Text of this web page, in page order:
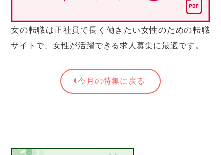
女の転職は正社員で長く働きたい女性のための転職
サイトで、女性が活躍できる求人募集に最適です。
今月の特集に戻る